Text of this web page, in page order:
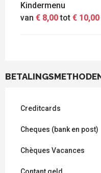
Kindermenu
van € 8,00tot € 10,00
Creditcards
Cheques (bank en post)
Chèques Vacances